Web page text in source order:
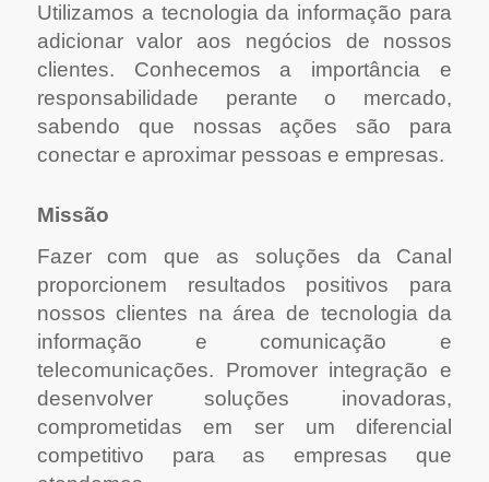
Utilizamos a tecnologia da informação para
adicionar valor aos negócios de nossos
clientes. Conhecemos a importância e
responsabilidade perante o mercado,
sabendo que nossas ações são para
conectar e aproximar pessoas e empresas.
Missão
Fazer com que as soluções da Canal
proporcionem resultados positivos para
nossos clientes na área de tecnologia da
informação e comunicação e
telecomunicações. Promover integração e
desenvolver soluções inovadoras,
comprometidas em ser um diferencial
competitivo para as empresas que